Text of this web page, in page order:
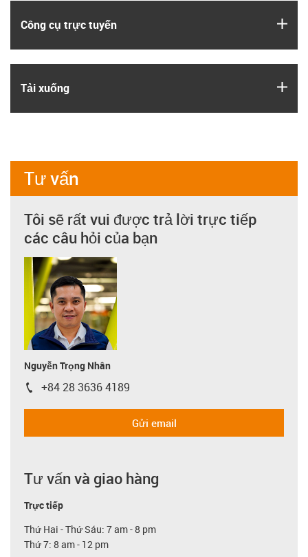
Công cụ trực tuyến
Tải xuống
Tư vấn
Tôi sẽ rất vui được trả lời trực tiếp
các câu hỏi của bạn
Nguyễn Trọng Nhân
igus-icon-phone
+84 28 3636 4189
Gửi email
Tư vấn và giao hàng
Trực tiếp
Thứ Hai - Thứ Sáu: 7 am - 8 pm
Thứ 7: 8 am - 12 pm